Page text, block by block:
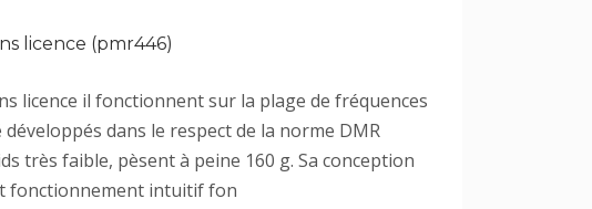
licence (pmr446)
licence il fonctionnent sur la plage de fréquences
développés dans le respect de la norme DMR
très faible, pèsent à peine 160 g. Sa conception
fonctionnement intuitif fon